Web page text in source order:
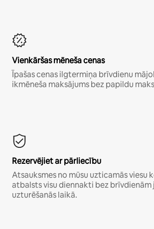
Vienkāršas mēneša cenas
Īpašas cenas ilgtermiņa brīvdienu
ikmēneša maksājums bez papildu
Rezervējiet ar pārliecību
Atsauksmes no mūsu uzticamās viesu
atbalsts visu diennakti bez brīvdienām
uzturēšanās laikā.